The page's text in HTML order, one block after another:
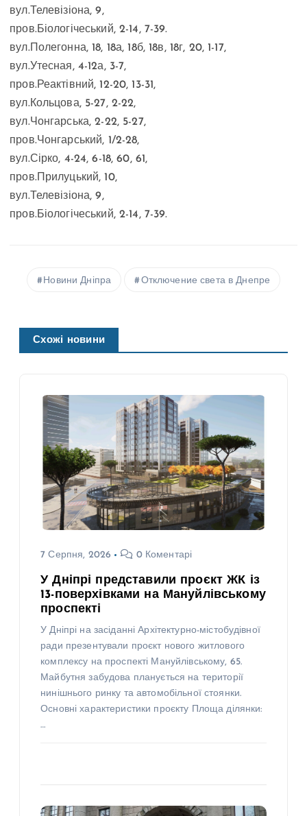
вул.Телевізіона, 9,
пров.Біологічеський, 2-14, 7-39.
вул.Полегонна, 18, 18а, 18б, 18в, 18г, 20, 1-17,
вул.Утесная, 4-12а, 3-7,
пров.Реактівний, 12-20, 13-31,
вул.Кольцова, 5-27, 2-22,
вул.Чонгарська, 2-22, 5-27,
пров.Чонгарський, 1/2-28,
вул.Сірко, 4-24, 6-18, 60, 61,
пров.Прилуцький, 10,
вул.Телевізіона, 9,
пров.Біологічеський, 2-14, 7-39.
Новини Дніпра Отключение света в Днепре
Схожі новини
7 Серпня, 2026 0 Коментарі
У Дніпрі представили проєкт ЖК із
13-поверхівками на Мануйлівському
проспекті
У Дніпрі на засіданні Архітектурно-містобудівної
ради презентували проєкт нового житлового
комплексу на проспекті Мануйлівському, 65.
Майбутня забудова планується на території
нинішнього ринку та автомобільної стоянки.
Основні характеристики проєкту Площа ділянки:
…